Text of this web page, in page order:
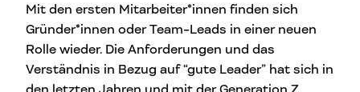
Mit den ersten Mitarbeiter*innen finden sich
Gründer*innen oder Team-Leads in einer neuen
Rolle wieder. Die Anforderungen und das
Verständnis in Bezug auf “gute Leader” hat sich in